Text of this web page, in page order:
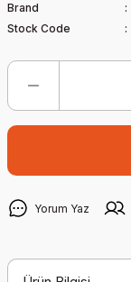
Brand
Stock Code
Yorum Yaz